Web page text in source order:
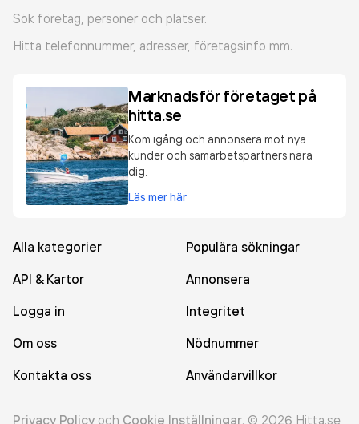
Sök företag, personer och platser.
Hitta telefonnummer, adresser, företagsinfo mm.
Marknadsför företaget på
hitta.se
Kom igång och annonsera mot nya
kunder och samarbetspartners nära
dig.
Läs mer här
Alla kategorier
Populära sökningar
API & Kartor
Annonsera
Logga in
Integritet
Om oss
Nödnummer
Kontakta oss
Användarvillkor
Privacy Policy och Cookie Inställningar. © 2026 Hitta.se